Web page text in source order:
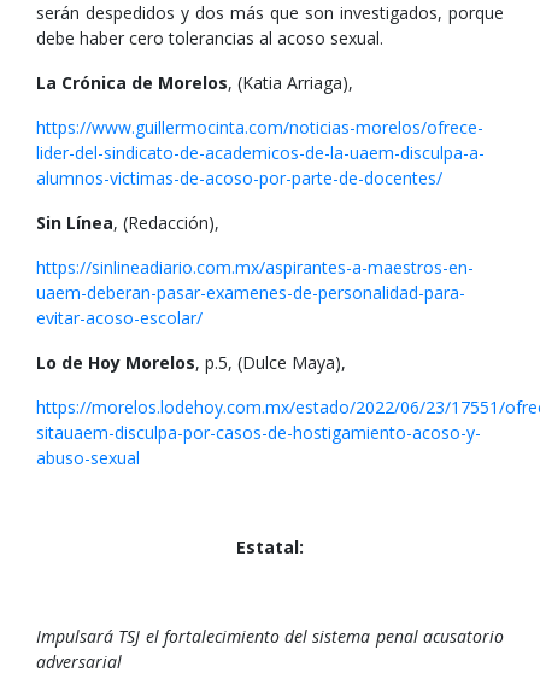
serán despedidos y dos más que son investigados, porque
debe haber cero tolerancias al acoso sexual.
La Crónica de Morelos, (Katia Arriaga),
https://www.guillermocinta.com/noticias-morelos/ofrece-
lider-del-sindicato-de-academicos-de-la-uaem-disculpa-a-
alumnos-victimas-de-acoso-por-parte-de-docentes/
Sin Línea, (Redacción),
https://sinlineadiario.com.mx/aspirantes-a-maestros-en-
uaem-deberan-pasar-examenes-de-personalidad-para-
evitar-acoso-escolar/
Lo de Hoy Morelos, p.5, (Dulce Maya),
https://morelos.lodehoy.com.mx/estado/2022/06/23/17551/
sitauaem-disculpa-por-casos-de-hostigamiento-acoso-y-
abuso-sexual
Estatal:
Impulsará TSJ el fortalecimiento del sistema penal acusatorio
adversarial